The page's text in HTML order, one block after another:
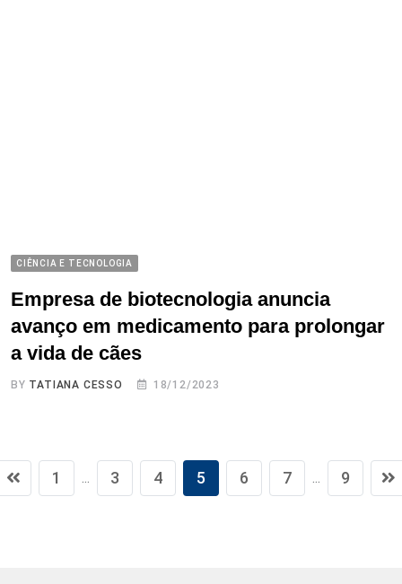
CIÊNCIA E TECNOLOGIA
Empresa de biotecnologia anuncia
avanço em medicamento para prolongar
a vida de cães
BY TATIANA CESSO 18/12/2023
1 ... 3 4 5 6 7 ... 9